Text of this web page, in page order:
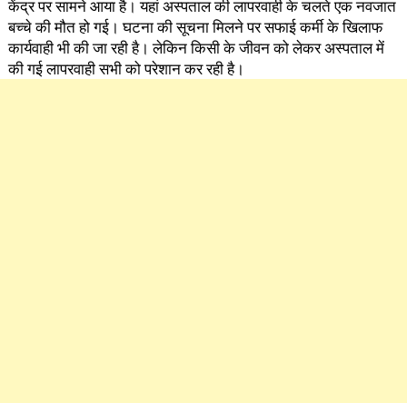
केंद्र पर सामने आया है। यहां अस्पताल की लापरवाही के चलते एक नवजात
बच्चे की मौत हो गई। घटना की सूचना मिलने पर सफाई कर्मी के खिलाफ
कार्यवाही भी की जा रही है। लेकिन किसी के जीवन को लेकर अस्पताल में
की गई लापरवाही सभी को परेशान कर रही है।